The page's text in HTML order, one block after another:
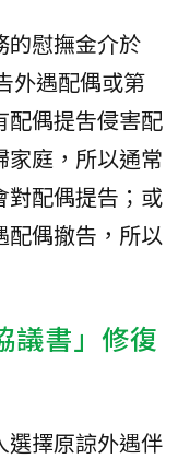
的慰撫金介於
外遇配偶或第
配偶提吿侵害配
家庭，所以通常
對配偶提告；或
配偶撤告，所以
議書」修復
選擇原諒外遇伴